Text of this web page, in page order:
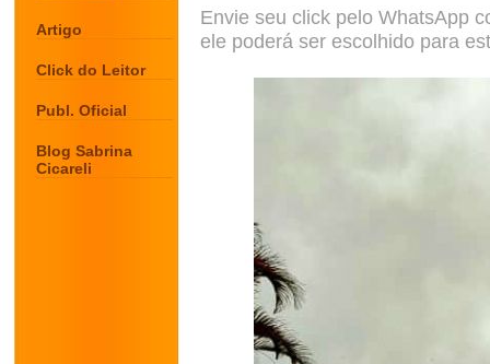
Artigo
Click do Leitor
Publ. Oficial
Blog Sabrina
Cicareli
Envie seu click pelo WhatsApp
ele poderá ser escolhido para